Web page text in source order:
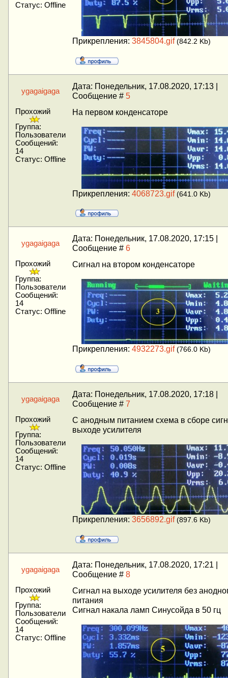
Статус: Offline
Прикрепления: 3845804.gif (842.2 Kb)
ygagaigaga
Дата: Понедельник, 17.08.2020, 17:13 |
Сообщение # 5
Прохожий
Группа:
Пользователи
Сообщений:
14
Статус: Offline
На первом конденсаторе
Прикрепления: 4068723.gif (641.0 Kb)
ygagaigaga
Дата: Понедельник, 17.08.2020, 17:15 |
Сообщение # 6
Прохожий
Группа:
Пользователи
Сообщений:
14
Статус: Offline
Сигнал на втором конденсаторе
Прикрепления: 4932273.gif (766.0 Kb)
ygagaigaga
Дата: Понедельник, 17.08.2020, 17:18 |
Сообщение # 7
Прохожий
Группа:
Пользователи
Сообщений:
14
Статус: Offline
С анодным питанием схема в сборе
выходе усилителя
Прикрепления: 3656892.gif (897.6 Kb)
ygagaigaga
Дата: Понедельник, 17.08.2020, 17:21 |
Сообщение # 8
Прохожий
Группа:
Пользователи
Сообщений:
14
Статус: Offline
Сигнал на выходе усилителя без
питания
Сигнал накала ламп Синусойда в 50 гц